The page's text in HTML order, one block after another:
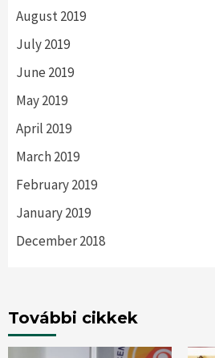
August 2019
July 2019
June 2019
May 2019
April 2019
March 2019
February 2019
January 2019
December 2018
További cikkek